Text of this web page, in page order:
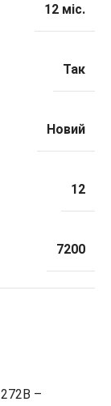
–
12 міс.
Так
Новий
12
7200